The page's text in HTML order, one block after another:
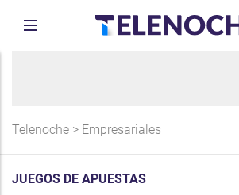
Telenoche > Empresariales
JUEGOS DE APUESTAS